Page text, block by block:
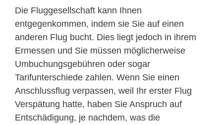
Die Fluggesellschaft kann Ihnen
entgegenkommen, indem sie Sie auf einen
anderen Flug bucht. Dies liegt jedoch in ihrem
Ermessen und Sie müssen möglicherweise
Umbuchungsgebühren oder sogar
Tarifunterschiede zahlen. Wenn Sie einen
Anschlussflug verpassen, weil Ihr erster Flug
Verspätung hatte, haben Sie Anspruch auf
Entschädigung, je nachdem, was die